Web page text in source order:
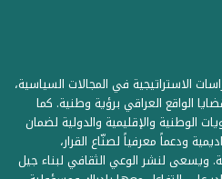
الاستراتيجية في المجالات السياسية،
الواقع العراقي برؤية وطنية. كما
الوطنية والإقليمية والدولية لضمان
ودعماً معرفياً لصنّاع القرار،
ويسعى لنشر الوعي الثقافي لبناء جيل